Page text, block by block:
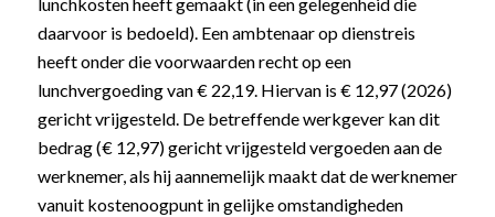
daarvoor is bedoeld). Een ambtenaar op dienstreis
heeft onder die voorwaarden recht op een
lunchvergoeding van € 22,19. Hiervan is € 12,97 (2026)
gericht vrijgesteld. De betreffende werkgever kan dit
bedrag (€ 12,97) gericht vrijgesteld vergoeden aan de
werknemer, als hij aannemelijk maakt dat de werknemer
vanuit kostenoogpunt in gelijke omstandigheden